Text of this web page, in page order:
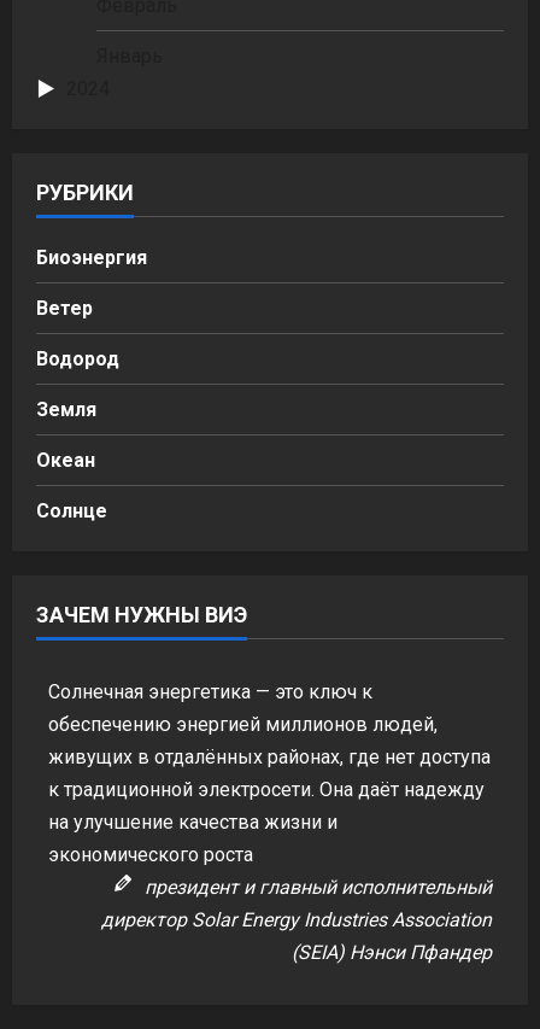
РУБРИКИ
Биоэнергия
Ветер
Водород
Земля
Океан
Солнце
ЗАЧЕМ НУЖНЫ ВИЭ
Солнечная энергетика — это ключ к
обеспечению энергией миллионов людей,
живущих в отдалённых районах, где нет доступа
к традиционной электросети. Она даёт надежду
на улучшение качества жизни и
экономического роста
президент и главный исполнительный
директор Solar Energy Industries Association
(SEIA) Нэнси Пфандер